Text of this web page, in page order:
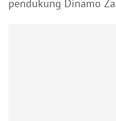
pendukung Dinamo